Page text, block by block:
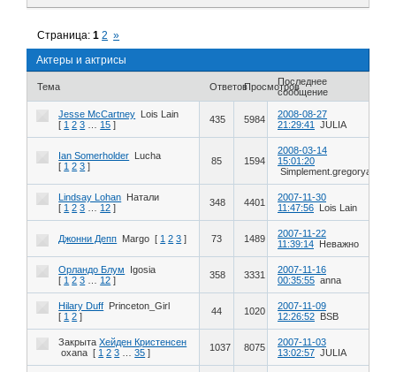
Актеры и актрисы
Страница:1 2 »
Тема ОтветовПросмотровПоследнее
сообщение
Jesse McCartney
Lois Lain
[ 1 2 3 15 ] 435 5984
2008-08-27
21:29:41
JULIA
Ian Somerholder
Lucha
[ 1 2 3 ] 85 1594
2008-03-14
15:01:20
Simplement.gregoryans
Lindsay Lohan
Натали
[ 1 2 3 12 ] 348 4401
2007-11-30
11:47:56
Lois Lain
Джонни Депп Margo [ 1 2 3 ] 73 1489
2007-11-22
11:39:14
Неважно
Орландо Блум
Igosia
[ 1 2 3 12 ] 358 3331
2007-11-16
00:35:55 anna
Hilary Duff
Princeton_Girl
[ 1 2 ] 44 1020
2007-11-09
12:26:52
BSB
ЗакрытаХейден Кристенсен
oxana [ 1 2 3 35 ] 1037 8075
2007-11-03
13:02:57 JULIA